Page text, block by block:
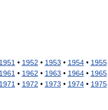
• 1952 • 1953 • 1954• 1955
• 1962 • 1963 • 1964• 1965
• 1972 • 1973 • 1974• 1975